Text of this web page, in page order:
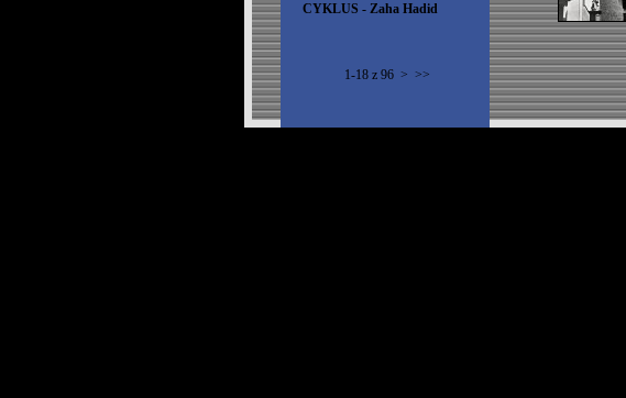
CYKLUS - Zaha Hadid
1-18 z 96 > >>